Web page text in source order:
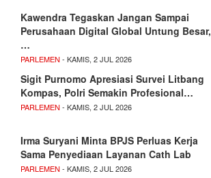
Kawendra Tegaskan Jangan Sampai
Perusahaan Digital Global Untung Besar,
…
PARLEMEN - KAMIS, 2 JUL 2026
Sigit Purnomo Apresiasi Survei Litbang
Kompas, Polri Semakin Profesional…
PARLEMEN - KAMIS, 2 JUL 2026
Irma Suryani Minta BPJS Perluas Kerja
Sama Penyediaan Layanan Cath Lab
PARLEMEN - KAMIS, 2 JUL 2026